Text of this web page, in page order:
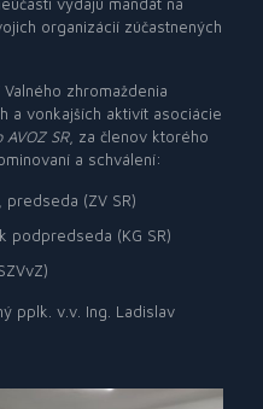
organizácií zúčastnených
zhromaždenia
a vonkajších aktivít asociácie
SR, za členov ktorého
a schválení:
predseda (ZV SR)
podpredseda (KG SR)
pplk. v.v. Ing. Ladislav